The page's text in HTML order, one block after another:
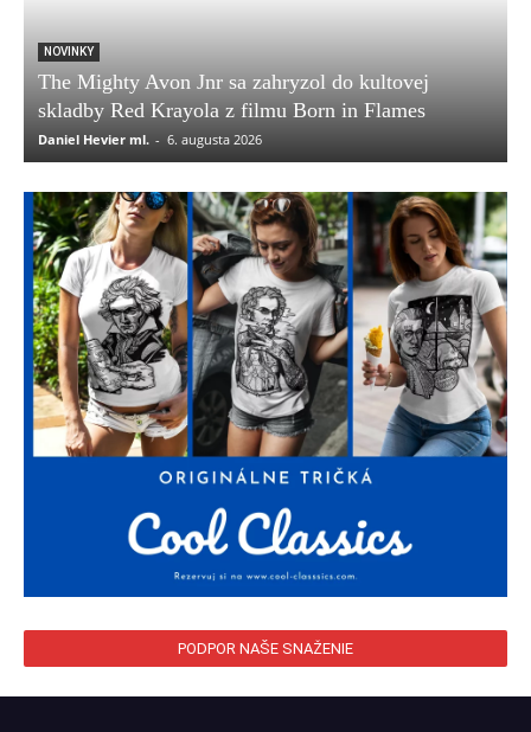
NOVINKY
The Mighty Avon Jnr sa zahryzol do kultovej
skladby Red Krayola z filmu Born in Flames
Daniel Hevier ml. - 6. augusta 2026
PODPOR NAŠE SNAŽENIE